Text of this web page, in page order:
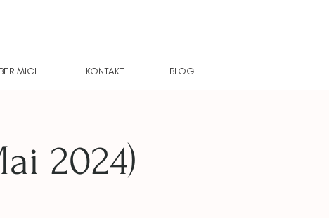
MICH KONTAKT BLOG
2024)